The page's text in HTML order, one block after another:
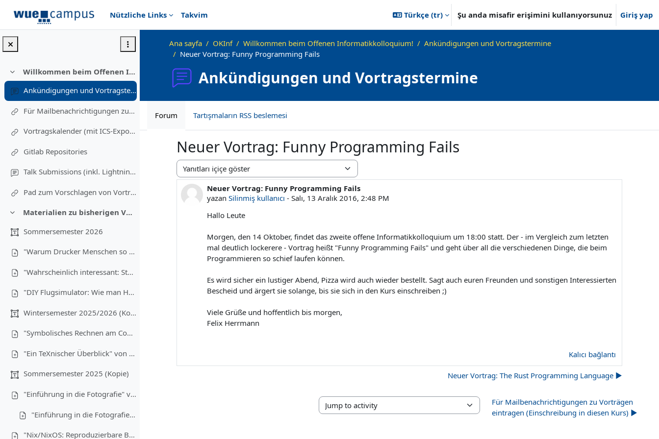
Nützliche Links
Takvim Türkçe ‎(tr)‎ Şu anda misafir erişimini kullanıyorsunuz Giriş yap
Daralt
Willkommen beim Offenen Informatikkolloquium!
Ankündigungen und Vortragstermine
Für Mailbenachrichtigungen zu Vorträgen eintragen (Einschreibung in diesen Kurs)
Vortragskalender (mit ICS-Export)
Gitlab Repositories
Talk Submissions (inkl. Lightning Talks)
Pad zum Vorschlagen von Vortragsthemen und freiwillig Melden
Daralt
Materialien zu bisherigen Vorträgen
Sommersemester 2026
"Warum Drucker Menschen so sehr hassen" von Christoph Brehm (08.07.2026)
"Wahrscheinlich interessant: Statistik für Informatiker:innen" von Anton Ehrmanntraut (17.06.2026)
"DIY Flugsimulator: Wie man Hardware günstig bauen kann" von Lukas Wiener, Maximilian Laumen und Yannick Buchen (03.06.2026)
Wintersemester 2025/2026 (Kopie)
"Symbolisches Rechnen am Computer" von Christoph Brehm (17.12.2025)
"Ein TeXnischer Überblick" von Anton Ehrmanntraut (10.12.2025)
Sommersemester 2025 (Kopie)
"Einführung in die Fotografie" von Tim Hegemann und Alexander Gehrke (16.07.2025) - Teil 1
"Einführung in die Fotografie" - Teil 2
"Nix/NixOS: Reproduzierbare Builds, Funktionale Packages" von Robin Finkelmann (21.05.2025)
Ana sayfa OKInf Willkommen beim Offenen Informatikkolloquium!
Ankündigungen und Vortragstermine
Neuer Vortrag: Funny Programming Fails
Ankündigungen und Vortragstermine
Forum Tartışmaların RSS beslemesi
Neuer Vortrag: Funny Programming Fails
Görünüm modu
Neuer Vortrag: Funny Programming Fails
yazan Silinmiş kullanıcı - Salı, 13 Aralık 2016, 2:48 PM
Yanıt sayısı: 0
Hallo Leute
Morgen, den 14 Oktober, findet das zweite offene Informatikkolloquium um 18:00 statt. Der - im Vergleich zum letzten
mal deutlich lockerere - Vortrag heißt "Funny Programming Fails" und geht über all die verschiedenen Dinge, die beim
Programmieren so schief laufen können.
Es wird sicher ein lustiger Abend, Pizza wird auch wieder bestellt. Sagt auch euren Freunden und sonstigen Interessierten
Bescheid und ärgert sie solange, bis sie sich in den Kurs einschreiben ;)
Viele Grüße und hoffentlich bis morgen,
Felix Herrmann
Kalıcı bağlantı
Neuer Vortrag: The Rust Programming Language ▶︎
Jump to activity
Für Mailbenachrichtigungen zu Vorträgen
eintragen (Einschreibung in diesen Kurs) ▶︎